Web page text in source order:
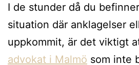
I de stunder då du
situation där anklagelser
uppkommit, är det viktigt
advokat i Malmö som inte